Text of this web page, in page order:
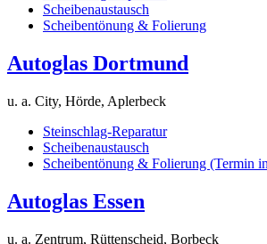
Scheibenaustausch
Scheibentönung & Folierung
Autoglas Dortmund
u. a. City, Hörde, Aplerbeck
Steinschlag-Reparatur
Scheibenaustausch
Scheibentönung & Folierung (Termin
Autoglas Essen
u. a. Zentrum, Rüttenscheid, Borbeck